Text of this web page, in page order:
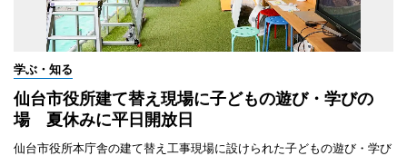
学ぶ・知る
仙台市役所建て替え現場に子どもの遊び・学びの
場 夏休みに平日開放日
仙台市役所本庁舎の建て替え工事現場に設けられた子どもの遊び・学び